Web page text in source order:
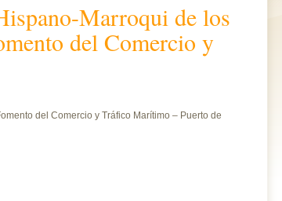
Marroqui de los
del Comercio y
del Comercio y Tráfico Marítimo – Puerto de